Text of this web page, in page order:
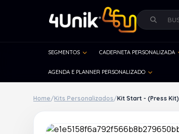
SEGMENTOS CADERNETA PERSONALIZADA
AGENDA E PLANNER PERSONALIZADO
Home/Kits Personalizados/Kit Start - (Press Kit)